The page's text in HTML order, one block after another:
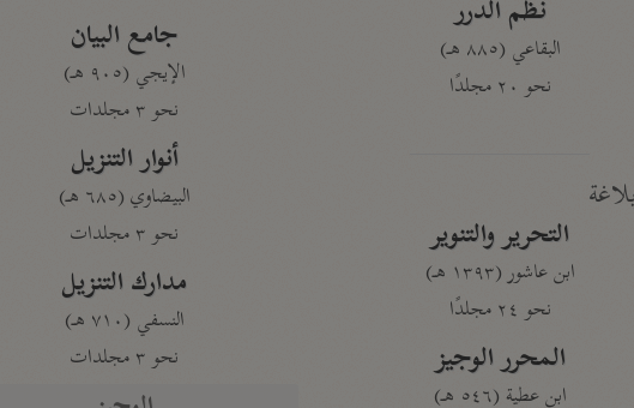
نظم الدرر
البقاعي (٨٨٥ هـ)
نحو ٢٠ مجلدًا
التحرير والتنوير
ابن عاشور (١٣٩٣ هـ)
نحو ٢٤ مجلدًا
المحرر الوجيز
ابن عطية (٥٤٦ هـ)
جامع البيان
الإيجي (٩٠٥ هـ)
نحو ٣ مجلدات
أنوار التنزيل
البيضاوي (٦٨٥ هـ)
نحو ٣ مجلدات
مدارك التنزيل
النسفي (٧١٠ هـ)
نحو ٣ مجلدات